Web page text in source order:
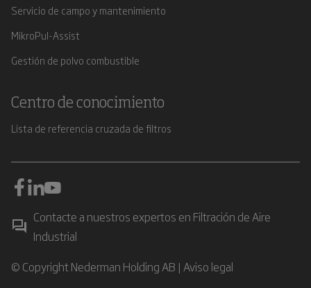
Servicio de campo y mantenimiento
MikroPul-Assist
Gestión de polvo combustible
Centro de conocimiento
Lista de referencia cruzada de filtros
Contacte a nuestros expertos en Filtración de Aire
Industrial
© Copyright Nederman Holding AB |Aviso legal